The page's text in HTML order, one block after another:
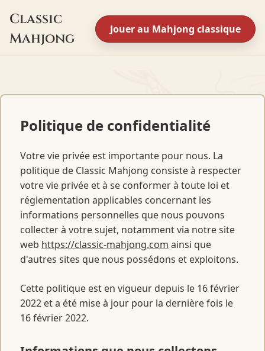
Classic
Mahjong
Jouer au Mahjong classique
Politique de confidentialité
Votre vie privée est importante pour nous. La
politique de Classic Mahjong consiste à respecter
votre vie privée et à se conformer à toute loi et
réglementation applicables concernant les
informations personnelles que nous pouvons
collecter à votre sujet, notamment via notre site
web https://classic-mahjong.com ainsi que
d'autres sites que nous possédons et exploitons.
Cette politique est en vigueur depuis le 16 février
2022 et a été mise à jour pour la dernière fois le
16 février 2022.